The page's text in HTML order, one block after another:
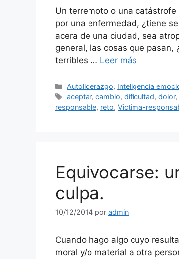
Un terremoto o una
por una enfermedad, ¿tiene
acera de una ciudad, sea
general, las cosas que pasan,
terribles … Leer más
Categorías
Autoliderazgo, Inteligencia
Etiquetas
aceptar,cambio,dificultad,dolor,
responsable, reto, Victima-
Equivocarse:
culpa.
10/12/2014 por admin
Cuando hago algo cuyo
moral y/o material a otra